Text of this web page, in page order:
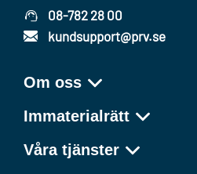
08-782 28 00
kundsupport@prv.se
Om oss
Immaterialrätt
Våra tjänster